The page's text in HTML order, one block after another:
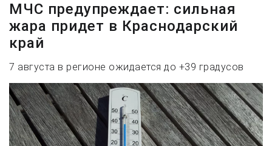
МЧС предупреждает: сильная
жара придет в Краснодарский
край
7 августа в регионе ожидается до +39 градусов